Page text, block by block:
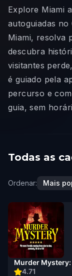
Explore Miami
autoguiadas no
Miami, resolva
descubra
visitantes
é guiado pela
percurso e
guia, sem
Todas as
Ordenar: Mais
4.71
Murder